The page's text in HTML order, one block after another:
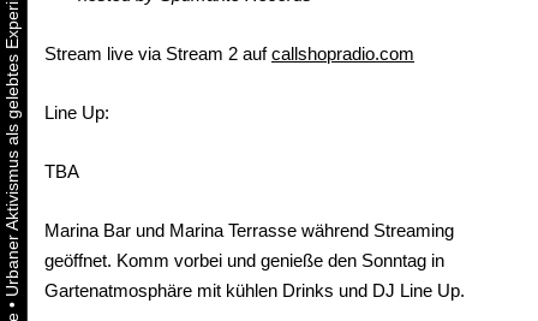
•
Stream live via Stream 2 aufcallshopradio.com
Line Up:
TBA
Marina Bar und Marina Terrasse während Streaming
geöffnet. Komm vorbei und genieße den Sonntag in
Gartenatmosphäre mit kühlen Drinks und DJ Line Up.